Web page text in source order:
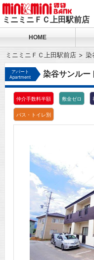
ミニミニＦＣ上田駅前店
HOME
ミニミニＦＣ上田駅前店 染
アパート
Apartment
染谷サンルー
仲介手数料半額 敷金ゼロ
バス・トイレ別